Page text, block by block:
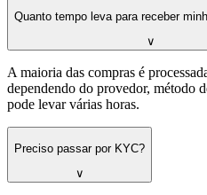
Quanto tempo leva para receber
∨
A maioria das compras é
dependendo do provedor, método
pode levar várias horas.
Preciso passar por KYC?
∨